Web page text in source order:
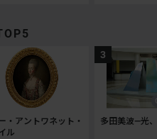
・アントワネット・
ル
多田美波―光